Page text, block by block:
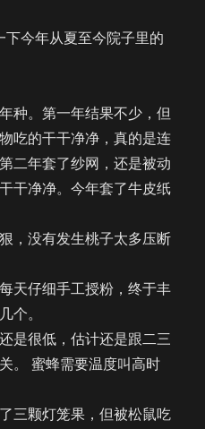
今年从夏至今院子里的
种。第一年结果不少，但
吃的干干净净，真的是连
二年套了纱网，还是被动
干净净。今年套了牛皮纸
，没有发生桃子太多压断
天仔细手工授粉，终于丰
个。
是很低，估计还是跟二三
。 蜜蜂需要温度叫高时
三颗灯笼果，但被松鼠吃